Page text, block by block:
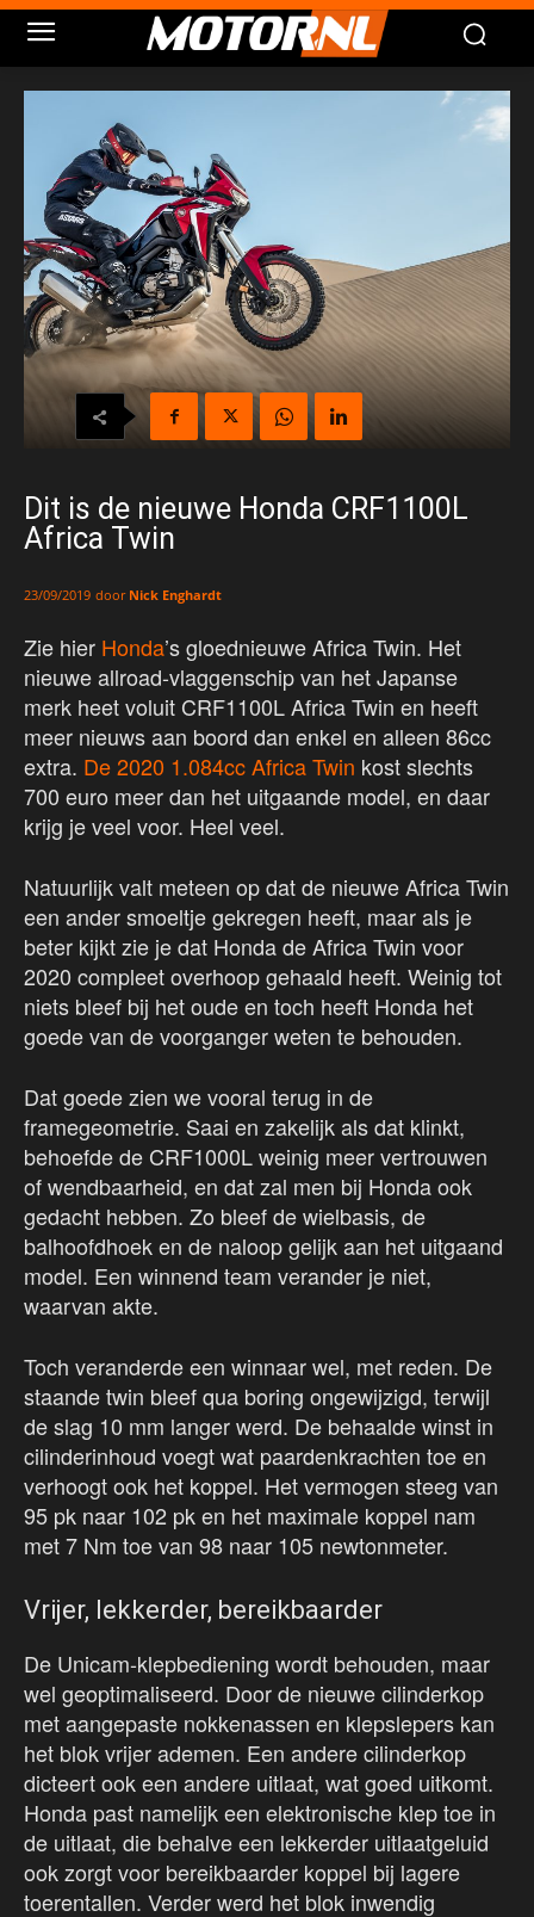
Dit is de nieuwe Honda CRF1100L
Africa Twin
23/09/2019 door Nick Enghardt
Zie hier Honda’s gloednieuwe Africa Twin. Het
nieuwe allroad-vlaggenschip van het Japanse
merk heet voluit CRF1100L Africa Twin en heeft
meer nieuws aan boord dan enkel en alleen 86cc
extra. De 2020 1.084cc Africa Twin kost slechts
700 euro meer dan het uitgaande model, en daar
krijg je veel voor. Heel veel.
Natuurlijk valt meteen op dat de nieuwe Africa Twin
een ander smoeltje gekregen heeft, maar als je
beter kijkt zie je dat Honda de Africa Twin voor
2020 compleet overhoop gehaald heeft. Weinig tot
niets bleef bij het oude en toch heeft Honda het
goede van de voorganger weten te behouden.
Dat goede zien we vooral terug in de
framegeometrie. Saai en zakelijk als dat klinkt,
behoefde de CRF1000L weinig meer vertrouwen
of wendbaarheid, en dat zal men bij Honda ook
gedacht hebben. Zo bleef de wielbasis, de
balhoofdhoek en de naloop gelijk aan het uitgaand
model. Een winnend team verander je niet,
waarvan akte.
Toch veranderde een winnaar wel, met reden. De
staande twin bleef qua boring ongewijzigd, terwijl
de slag 10 mm langer werd. De behaalde winst in
cilinderinhoud voegt wat paardenkrachten toe en
verhoogt ook het koppel. Het vermogen steeg van
95 pk naar 102 pk en het maximale koppel nam
met 7 Nm toe van 98 naar 105 newtonmeter.
Vrijer, lekkerder, bereikbaarder
De Unicam-klepbediening wordt behouden, maar
wel geoptimaliseerd. Door de nieuwe cilinderkop
met aangepaste nokkenassen en klepslepers kan
het blok vrijer ademen. Een andere cilinderkop
dicteert ook een andere uitlaat, wat goed uitkomt.
Honda past namelijk een elektronische klep toe in
de uitlaat, die behalve een lekkerder uitlaatgeluid
ook zorgt voor bereikbaarder koppel bij lagere
toerentallen. Verder werd het blok inwendig